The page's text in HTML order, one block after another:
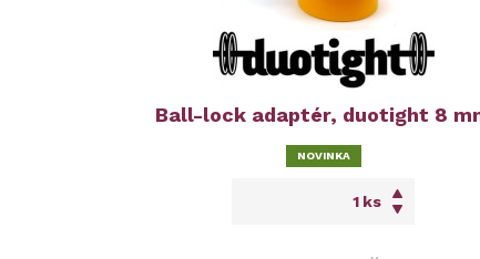
Ball-lock adaptér, duotight 8
ks
NOVINKA